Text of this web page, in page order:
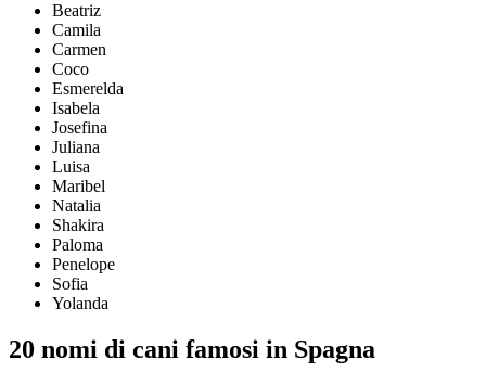
Beatriz
Camila
Carmen
Coco
Esmerelda
Isabela
Josefina
Juliana
Luisa
Maribel
Natalia
Shakira
Paloma
Penelope
Sofia
Yolanda
20 nomi di cani famosi in Spagna